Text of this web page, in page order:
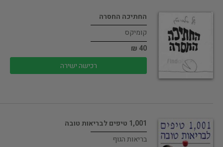
החתיכה החסרה
קומיקס
40 ₪
רכישה ישירה
1,001 טיפים לבריאות טובה
בריאות הגוף